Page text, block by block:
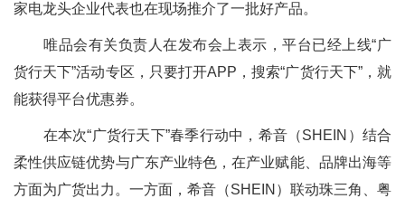
家电龙头企业代表也在现场推介了一批好产品。
唯品会有关负责人在发布会上表示，平台已经上线“广
货行天下”活动专区，只要打开APP，搜索“广货行天下”，就
能获得平台优惠券。
在本次“广货行天下”春季行动中，希音（SHEIN）结合
柔性供应链优势与广东产业特色，在产业赋能、品牌出海等
方面为广货出力。一方面，希音（SHEIN）联动珠三角、粤